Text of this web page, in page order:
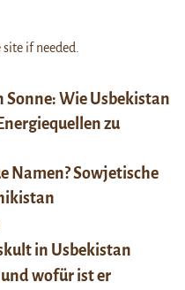
Sonne: Wie Usbekistan
zu
Namen? Sowjetische
in Usbekistan
wofür ist er
if needed.